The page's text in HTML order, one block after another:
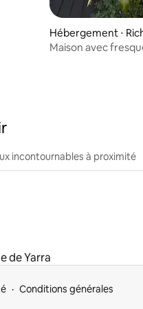
Hébergement ⋅
Maison avec
incontournables à proximité
de Yarra
Conditions générales